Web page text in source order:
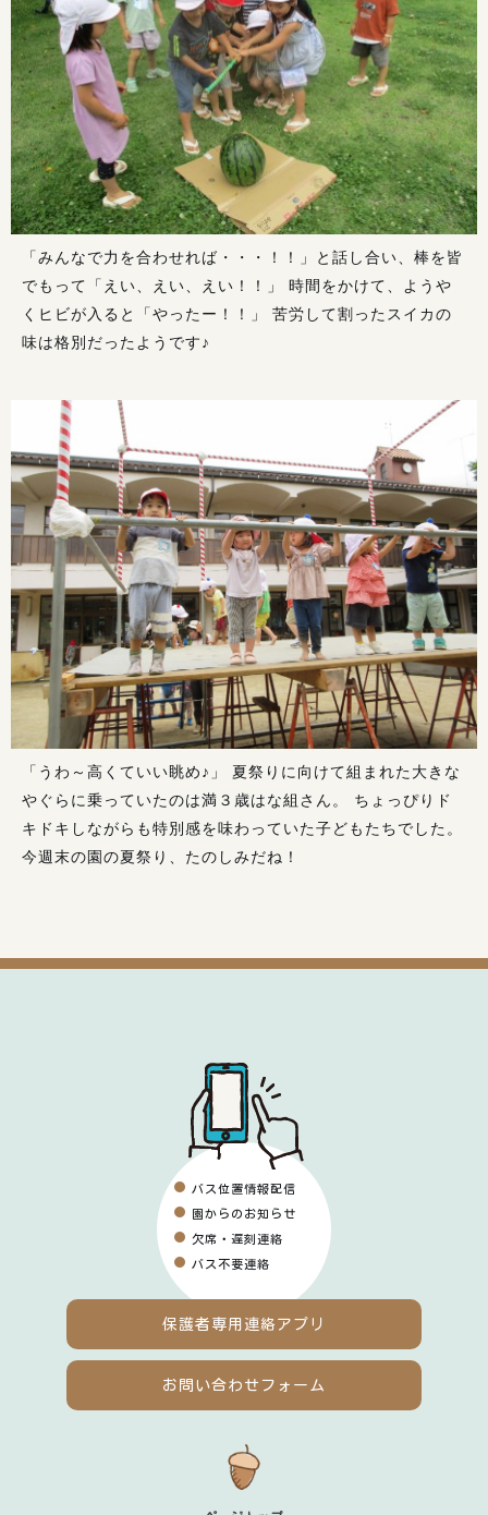
「みんなで力を合わせれば・・・！！」と話し合い、棒を皆
でもって「えい、えい、えい！！」 時間をかけて、ようや
くヒビが入ると「やったー！！」 苦労して割ったスイカの
味は格別だったようです♪
「うわ～高くていい眺め♪」 夏祭りに向けて組まれた大きな
やぐらに乗っていたのは満３歳はな組さん。 ちょっぴりド
キドキしながらも特別感を味わっていた子どもたちでした。
今週末の園の夏祭り、たのしみだね！
お問い合わせフォーム
保護者専用 連絡アプリ
バス位置情報配信
園からのお知らせ
欠席・遅刻連絡
バス不要連絡